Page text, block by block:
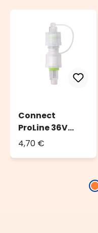
Connect
ProLine 36V
Polarity
4,70 €